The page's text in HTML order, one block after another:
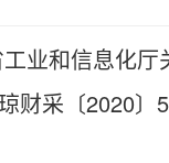
业和信息化
财采〔2020〕